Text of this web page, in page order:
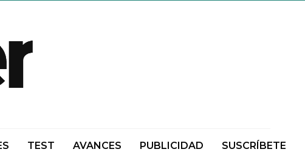
TEST AVANCES PUBLICIDAD SUSCRÍBETE